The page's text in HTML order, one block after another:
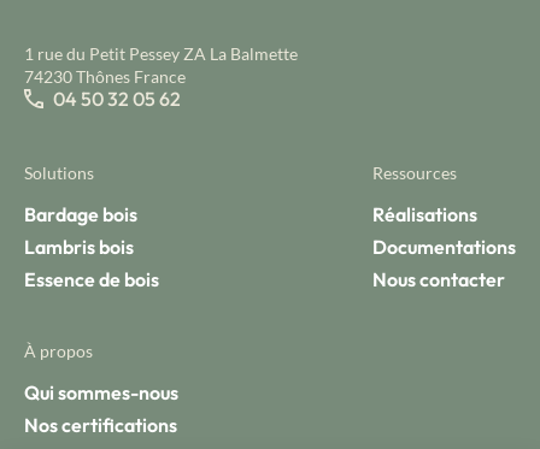
1 rue du Petit Pessey ZA La Balmette
74230 Thônes France
04 50 32 05 62
Solutions
Bardage bois
Lambris bois
Essence de bois
Ressources
Réalisations
Documentations
Nous contacter
À propos
Qui sommes-nous
Nos certifications